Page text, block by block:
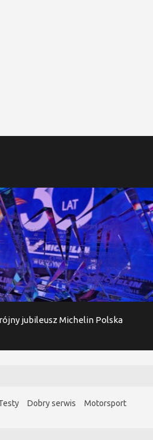
jubileusz Michelin Polska
Dobry serwis
Motorsport